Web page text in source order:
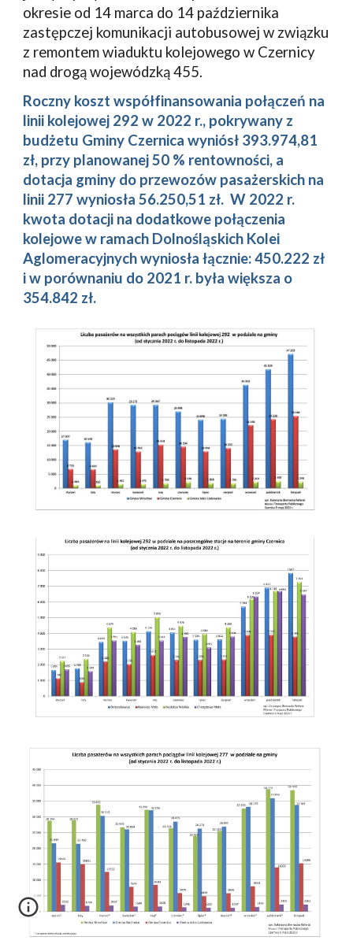
okresie od 14 marca do 14 października
zastępczej komunikacji autobusowej w związku
z remontem wiaduktu kolejowego w Czernicy
nad drogą wojewódzką 455.
Roczny koszt współfinansowania połączeń na
linii kolejowej 292 w 2022 r., pokrywany z
budżetu Gminy Czernica wyniósł 393.974,81
zł, przy planowanej 50 % rentowności, a
dotacja gminy do przewozów pasażerskich na
linii 277 wyniosła 56.250,51 zł. W 2022 r.
kwota dotacji na dodatkowe połączenia
kolejowe w ramach Dolnośląskich Kolei
Aglomeracyjnych wyniosła łącznie: 450.222 zł
i w porównaniu do 2021 r. była większa o
354.842 zł.